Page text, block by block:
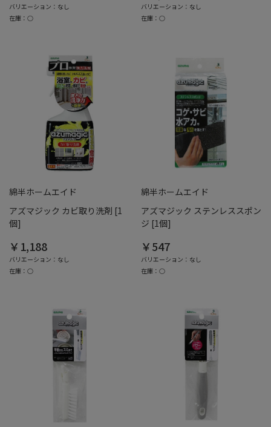
バリエーション：なし
在庫：○
バリエーション：なし
在庫：○
綿半ホームエイド
アズマジック カビ取り洗剤 [1
個]
￥1,188
バリエーション：なし
在庫：○
綿半ホームエイド
アズマジック ステンレススポン
ジ [1個]
￥547
バリエーション：なし
在庫：○